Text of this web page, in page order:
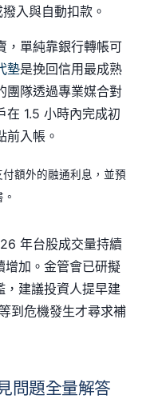
入與自動扣款。
，單純靠銀行轉帳可
墊是挽回信用最成熟
團隊透過專業媒合對
在 1.5 小時內完成初
前入帳。
額外的融通利息，並預
年台股成交量持續
增加。金管會已研擬
，建議投資人提早建
到危機發生才尋求補
問題全量解答